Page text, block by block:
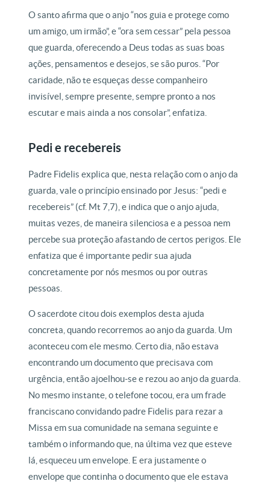
O santo afirma que o anjo “nos guia e protege como
um amigo, um irmão”, e “ora sem cessar” pela pessoa
que guarda, oferecendo a Deus todas as suas boas
ações, pensamentos e desejos, se são puros. “Por
caridade, não te esqueças desse companheiro
invisível, sempre presente, sempre pronto a nos
escutar e mais ainda a nos consolar”, enfatiza.
Pedi e recebereis
Padre Fidelis explica que, nesta relação com o anjo da
guarda, vale o princípio ensinado por Jesus: “pedi e
recebereis” (cf. Mt 7,7), e indica que o anjo ajuda,
muitas vezes, de maneira silenciosa e a pessoa nem
percebe sua proteção afastando de certos perigos. Ele
enfatiza que é importante pedir sua ajuda
concretamente por nós mesmos ou por outras
pessoas.
O sacerdote citou dois exemplos desta ajuda
concreta, quando recorremos ao anjo da guarda. Um
aconteceu com ele mesmo. Certo dia, não estava
encontrando um documento que precisava com
urgência, então ajoelhou-se e rezou ao anjo da guarda.
No mesmo instante, o telefone tocou, era um frade
franciscano convidando padre Fidelis para rezar a
Missa em sua comunidade na semana seguinte e
também o informando que, na última vez que esteve
lá, esqueceu um envelope. E era justamente o
envelope que continha o documento que ele estava